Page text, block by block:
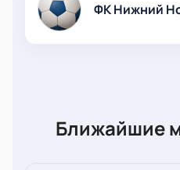
ФК Нижний
Ближайшие